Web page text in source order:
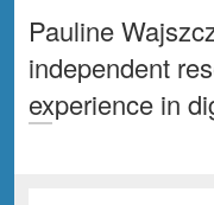
Pauline
independent
experience in